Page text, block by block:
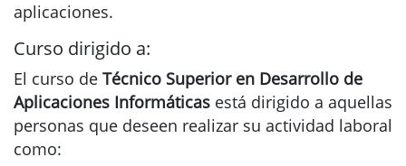
aplicaciones.
Curso dirigido a:
El curso de Técnico Superior en Desarrollo de
Aplicaciones Informáticas está dirigido a aquellas
personas que deseen realizar su actividad laboral
como: